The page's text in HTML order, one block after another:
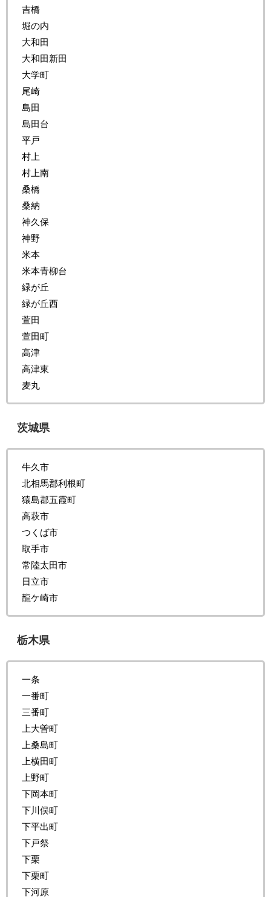
吉橋
堀の内
大和田
大和田新田
大学町
尾崎
島田
島田台
平戸
村上
村上南
桑橋
桑納
神久保
神野
米本
米本青柳台
緑が丘
緑が丘西
萱田
萱田町
高津
高津東
麦丸
茨城県
牛久市
北相馬郡利根町
猿島郡五霞町
高萩市
つくば市
取手市
常陸太田市
日立市
龍ケ崎市
栃木県
一条
一番町
三番町
上大曽町
上桑島町
上横田町
上野町
下岡本町
下川俣町
下平出町
下戸祭
下栗
下栗町
下河原